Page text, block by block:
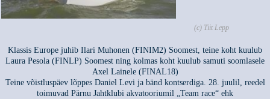
(c) Tiit Lepp
Klassis Europe juhib Ilari Muhonen (FINIM2) Soomest, teine koht kuulub
Laura Pesola (FINLP) Soomest ning kolmas koht kuulub samuti soomlasele
Axel Lainele (FINAL18)
Teine võistluspäev lõppes Daniel Levi ja bänd kontserdiga. 28. juulil, reedel
toimuvad Pärnu Jahtklubi akvatooriumil „Team race“ ehk